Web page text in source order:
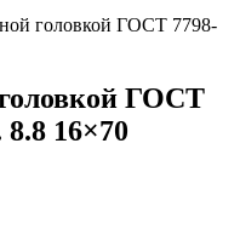
головкой ГОСТ 7798-
ГОСТ
8.8 16×70